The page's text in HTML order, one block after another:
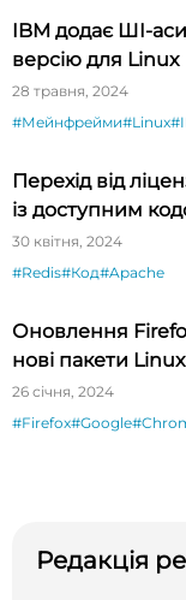
IBM додає ШI-
версію для Linux
28 травня, 2024
#Мейнфрейми#Linux
Перехід від
із доступним
30 квітня, 2024
#Redis#Код#Apache
Оновлення
нові пакети Linux
26 січня, 2024
#Firefox#Google
Редакція